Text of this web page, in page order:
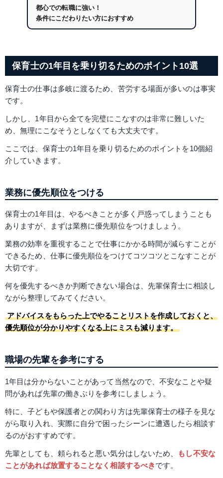
都心での転職に強い！
条件にこだわりたい方におすすめ
保育士の1年目を乗り切るためのポイント10選
保育士の仕事は多岐に渡るため、苦労する場面が多いのは事実
です。
しかし、1年目から全てを完璧にこなすのは非常に難しいた
め、無理にこなそうとしなくても大丈夫です。
ここでは、保育士の1年目を乗り切るためのポイントを10個紹
介していきます。
業務に優先順位をつける
保育士の1年目は、やるべきことが多く戸惑ってしまうことも
ありますが、まずは業務に優先順位をつけましょう。
業務の効率を重視することで仕事にかかる時間が減らすことが
できるため、仕事に優先順位をつけてコツコツとこなすことが
大切です。
何を優先するべきか判断できない場合は、先輩保育士に相談し
ながら整理してみてください。
アドバイスをもらった上でやることリストを作成しておくと、
優先順位が分かりやすくなる上にミスも減ります。
職場の先輩を参考にする
1年目は分からないことがあって当然なので、不安なことや疑
問があれば先輩の働きぶりを参考にしましょう。
特に、子どもや保護者との関わり方は先輩保育士の様子を見な
がら取り入れ、実際に自分で困ったシーンに遭遇したら相談す
るのがおすすめです。
先輩としても、頼られると悪い気分はしないため、 もし不安な
ことがあれば放置することなく相談するべきです。